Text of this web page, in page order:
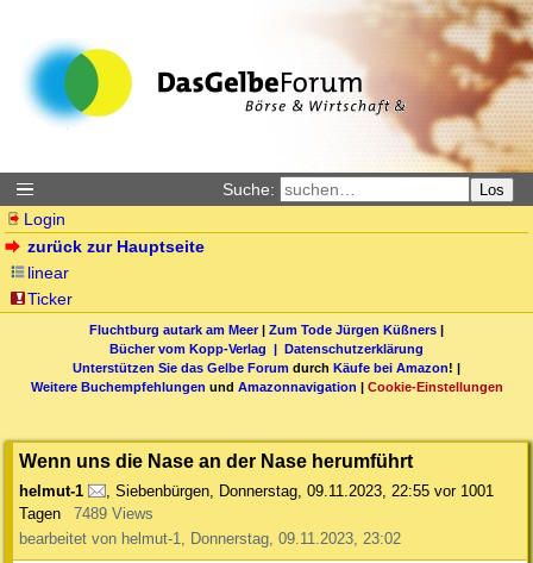
Suche: Los
Login
zurück zur Hauptseite
linear
Ticker
Fluchtburg autark am Meer| Zum Tode Jürgen Küßners |
Bücher vom Kopp-Verlag | Datenschutzerklärung
Unterstützen Sie das Gelbe Forum durch Käufe bei Amazon! |
Weitere Buchempfehlungen und Amazonnavigation | Cookie-Einstellungen
Wenn uns die Nase an der Nase herumführt
helmut-1 , Siebenbürgen, Donnerstag, 09.11.2023, 22:55 vor 1001
Tagen
7489 Views
bearbeitet von helmut-1, Donnerstag, 09.11.2023, 23:02